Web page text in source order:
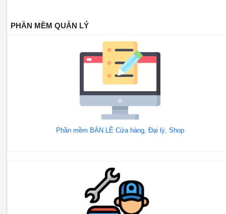
PHẦN MỀM QUẢN LÝ
Phần mềm BÁN LẺ Cửa hàng, Đại lý, Shop